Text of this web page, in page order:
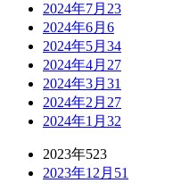
2024年7月 23
2024年6月 6
2024年5月 34
2024年4月 27
2024年3月 31
2024年2月 27
2024年1月 32
2023年523
2023年12月 51